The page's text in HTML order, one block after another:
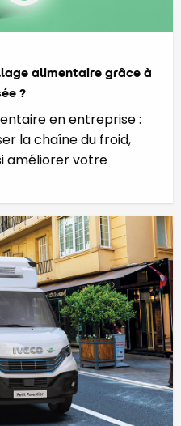
alimentaire grâce à
?
en entreprise :
la chaîne du froid,
améliorer votre